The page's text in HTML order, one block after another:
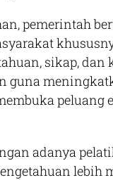
pemerintah
sikap, dan
guna
peluang
adanya
lebih